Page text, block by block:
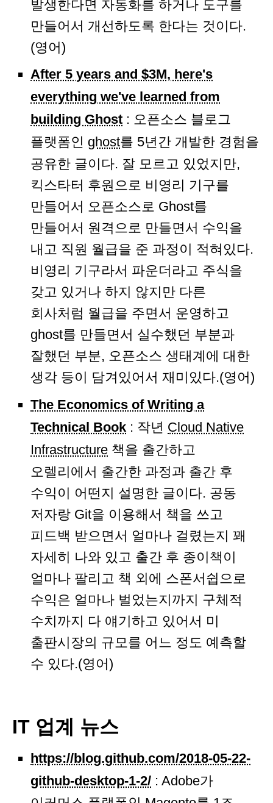
발생한다면 자동화를 하거나 도구를
만들어서 개선하도록 한다는 것이다.
(영어)
After 5 years and $3M, here's
everything we've learned from
building Ghost : 오픈소스 블로그
플랫폼인 ghost를 5년간 개발한 경험을
공유한 글이다. 잘 모르고 있었지만,
킥스타터 후원으로 비영리 기구를
만들어서 오픈소스로 Ghost를
만들어서 원격으로 만들면서 수익을
내고 직원 월급을 준 과정이 적혀있다.
비영리 기구라서 파운더라고 주식을
갖고 있거나 하지 않지만 다른
회사처럼 월급을 주면서 운영하고
ghost를 만들면서 실수했던 부분과
잘했던 부분, 오픈소스 생태계에 대한
생각 등이 담겨있어서 재미있다.(영어)
The Economics of Writing a
Technical Book : 작년 Cloud Native
Infrastructure 책을 출간하고
오렐리에서 출간한 과정과 출간 후
수익이 어떤지 설명한 글이다. 공동
저자랑 Git을 이용해서 책을 쓰고
피드백 받으면서 얼마나 걸렸는지 꽤
자세히 나와 있고 출간 후 종이책이
얼마나 팔리고 책 외에 스폰서쉽으로
수익은 얼마나 벌었는지까지 구체적
수치까지 다 얘기하고 있어서 미
출판시장의 규모를 어느 정도 예측할
수 있다.(영어)
IT 업계 뉴스
https://blog.github.com/2018-05-22-
github-desktop-1-2/ : Adobe가